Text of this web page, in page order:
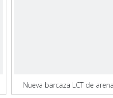
Nueva barcaza LCT de